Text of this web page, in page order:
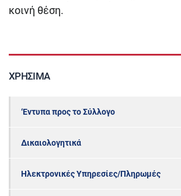
κοινή θέση.
ΧΡΉΣΙΜΑ
‘Εντυπα προς το Σύλλογο
Δικαιολογητικά
Ηλεκτρονικές Υπηρεσίες/Πληρωμές